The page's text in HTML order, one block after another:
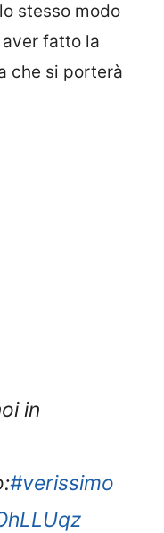
stesso modo
fatto la
che si porterà
in
#verissimo